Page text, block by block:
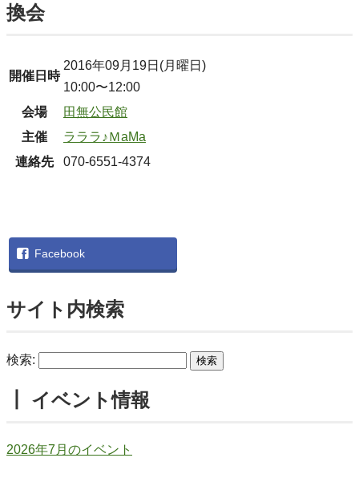
換会
開催日時
2016年09月19日(月曜日)
10:00〜12:00
会場
田無公民館
主催
ラララ♪ＭaMa
連絡先
070-6551-4374
Facebook
サイト内検索
検索:
┃ イベント情報
2026年7月のイベント